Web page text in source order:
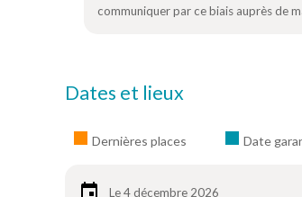
communiquer par ce biais auprès de
Dates et lieux
Dernières places Date
Le 4 décembre 2026